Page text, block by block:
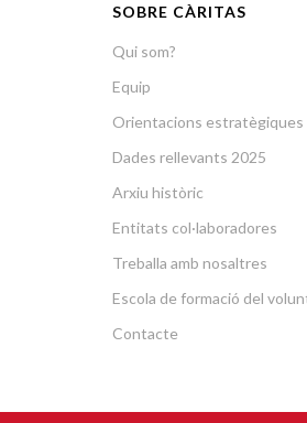
SOBRE CÀRITAS
Qui som?
Equip
Orientacions estratègiques
Dades rellevants 2025
Arxiu històric
Entitats col·laboradores
Treballa amb nosaltres
Escola de formació del
Contacte